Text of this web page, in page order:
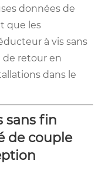
données de
que les
à vis sans
retour en
dans le
sans fin
de couple